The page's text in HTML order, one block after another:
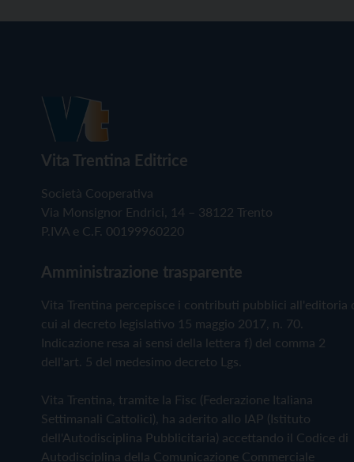
Vita Trentina Editrice
Società Cooperativa
Via Monsignor Endrici, 14 – 38122 Trento
P.IVA e C.F. 00199960220
Amministrazione trasparente
Vita Trentina percepisce i contributi pubblici all'editoria
cui al decreto legislativo 15 maggio 2017, n. 70.
Indicazione resa ai sensi della lettera f) del comma 2
dell'art. 5 del medesimo decreto Lgs.
Vita Trentina, tramite la Fisc (Federazione Italiana
Settimanali Cattolici), ha aderito allo IAP (Istituto
dell'Autodisciplina Pubblicitaria) accettando il Codice di
Autodisciplina della Comunicazione Commerciale